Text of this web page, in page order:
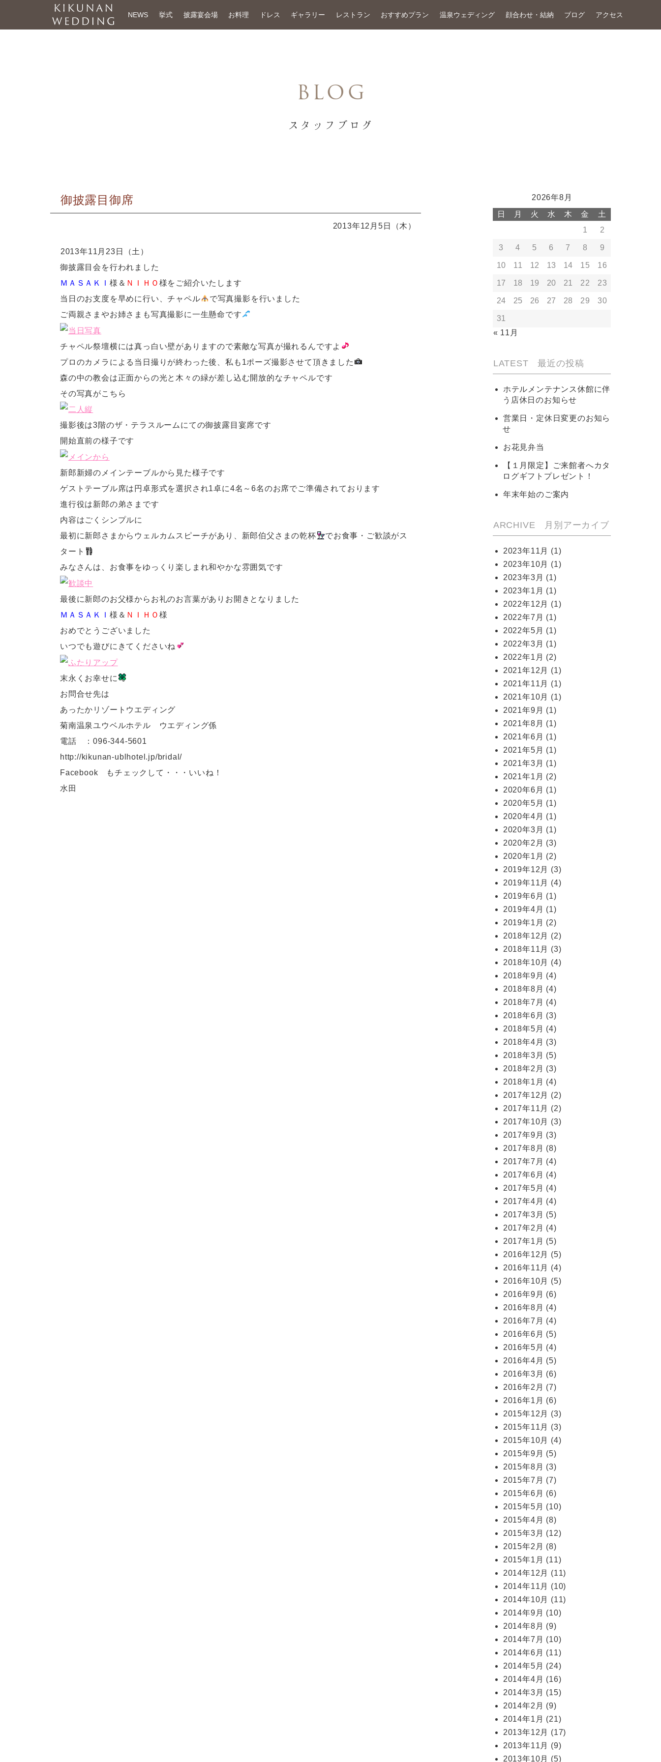
NEWS 挙式 披露宴会場 お料理 ドレス ギャラリー レストラン おすすめプラン 温泉ウェディング 顔合わせ・結納 ブログ アクセス
BLOG
スタッフブログ
御披露目御席
2013年12月5日（木）
2013年11月23日（土）
御披露目会を行われました
ＭＡＳＡＫＩ 様＆ ＮＩＨＯ 様をご紹介いたします
当日のお支度を早めに行い、チャペル
で写真撮影を行いました
ご両親さまやお姉さまも写真撮影に一生懸命です
チャペル祭壇横には真っ白い壁がありますので素敵な写真が撮れるんですよ
プロのカメラによる当日撮りが終わった後、私も1ポーズ撮影させて頂きました
森の中の教会は正面からの光と木々の緑が差し込む開放的なチャペルです
その写真がこちら
撮影後は3階のザ・テラスルームにての御披露目宴席です
開始直前の様子です
新郎新婦のメインテーブルから見た様子です
ゲストテーブル席は円卓形式を選択され1卓に4名～6名のお席でご準備されております
進行役は新郎の弟さまです
内容はごくシンプルに
最初に新郎さまからウェルカムスピーチがあり、新郎伯父さまの乾杯
でお食事・ご歓談がス
タート
みなさんは、お食事をゆっくり楽しまれ和やかな雰囲気です
最後に新郎のお父様からお礼のお言葉がありお開きとなりました
ＭＡＳＡＫＩ 様＆ ＮＩＨＯ 様
おめでとうございました
いつでも遊びにきてくださいね
末永くお幸せに
お問合せ先は
あったかリゾートウエディング
菊南温泉ユウベルホテル ウエディング係
電話 ：096-344-5601
http://kikunan-ublhotel.jp/bridal/
Facebook もチェックして・・・いいね！
水田
2026年8月
日
月 火 水 木 金
土
1
2
3 4 5 6 7 8 9
10 11 12 13 14 15 16
17 18 19 20 21 22 23
24 25 26 27 28 29 30
31
« 11月
LATEST 最近の投稿
ホテルメンテナンス休館に伴
う店休日のお知らせ
営業日・定休日変更のお知ら
せ
お花見弁当
【１月限定】ご来館者へカタ
ログギフトプレゼント！
年末年始のご案内
ARCHIVE 月別アーカイブ
2023年11月
(1)
2023年10月
(1)
2023年3月 (1)
2023年1月 (1)
2022年12月
(1)
2022年7月 (1)
2022年5月 (1)
2022年3月 (1)
2022年1月 (2)
2021年12月
(1)
2021年11月
(1)
2021年10月
(1)
2021年9月 (1)
2021年8月 (1)
2021年6月 (1)
2021年5月 (1)
2021年3月 (1)
2021年1月 (2)
2020年6月 (1)
2020年5月 (1)
2020年4月 (1)
2020年3月 (1)
2020年2月 (3)
2020年1月 (2)
2019年12月
(3)
2019年11月
(4)
2019年6月 (1)
2019年4月 (1)
2019年1月 (2)
2018年12月
(2)
2018年11月
(3)
2018年10月
(4)
2018年9月 (4)
2018年8月 (4)
2018年7月 (4)
2018年6月 (3)
2018年5月 (4)
2018年4月 (3)
2018年3月 (5)
2018年2月 (3)
2018年1月 (4)
2017年12月
(2)
2017年11月
(2)
2017年10月
(3)
2017年9月 (3)
2017年8月 (8)
2017年7月 (4)
2017年6月 (4)
2017年5月 (4)
2017年4月 (4)
2017年3月 (5)
2017年2月 (4)
2017年1月 (5)
2016年12月
(5)
2016年11月
(4)
2016年10月
(5)
2016年9月 (6)
2016年8月 (4)
2016年7月 (4)
2016年6月 (5)
2016年5月 (4)
2016年4月 (5)
2016年3月 (6)
2016年2月 (7)
2016年1月 (6)
2015年12月
(3)
2015年11月
(3)
2015年10月
(4)
2015年9月 (5)
2015年8月 (3)
2015年7月 (7)
2015年6月 (6)
2015年5月 (10)
2015年4月 (8)
2015年3月 (12)
2015年2月 (8)
2015年1月 (11)
2014年12月
(11)
2014年11月
(10)
2014年10月
(11)
2014年9月 (10)
2014年8月 (9)
2014年7月 (10)
2014年6月 (11)
2014年5月 (24)
2014年4月 (16)
2014年3月 (15)
2014年2月 (9)
2014年1月 (21)
2013年12月
(17)
2013年11月
(9)
2013年10月
(5)